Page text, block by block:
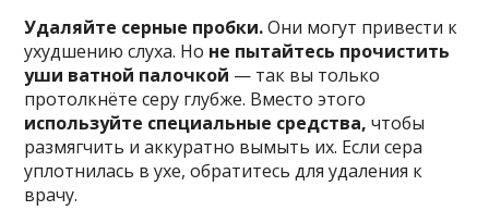
Удаляйте серные пробки.Они могут привести к
ухудшению слуха. Но не пытайтесь прочистить
уши ватной палочкой — так вы только
протолкнёте серу глубже. Вместо этого
используйте специальные средства, чтобы
размягчить и аккуратно вымыть их. Если сера
уплотнилась в ухе, обратитесь для удаления к
врачу.